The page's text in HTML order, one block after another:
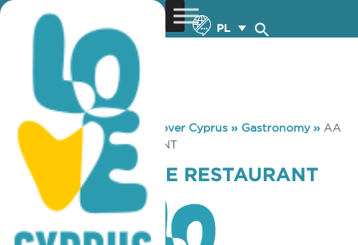
PL
You are here: Home »Discover Cyprus » Gastronomy» AA
PITTA & MORE RESTAURANT
AA PITTA & MORE RESTAURANT